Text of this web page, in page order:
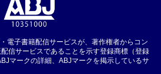
電子書籍配信サービスが、著作権者からコン
信サービスであることを示す登録商標（登録
マークの詳細、ABJマークを掲示しているサ